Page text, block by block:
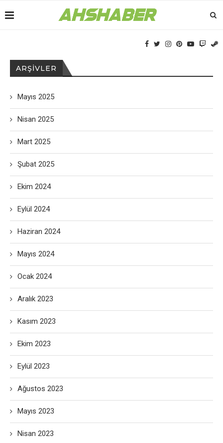
ARŞIVLER
Mayıs 2025
Nisan 2025
Mart 2025
Şubat 2025
Ekim 2024
Eylül 2024
Haziran 2024
Mayıs 2024
Ocak 2024
Aralık 2023
Kasım 2023
Ekim 2023
Eylül 2023
Ağustos 2023
Mayıs 2023
Nisan 2023